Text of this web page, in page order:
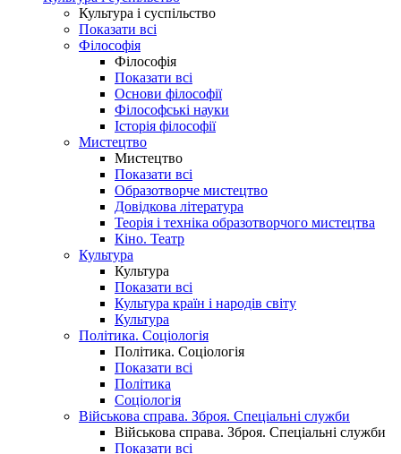
Культура і суспільство
Показати всі
Філософія
Філософія
Показати всі
Основи філософії
Філософські науки
Історія філософії
Мистецтво
Мистецтво
Показати всі
Образотворче мистецтво
Довідкова література
Теорія і техніка образотворчого мистецтва
Кіно. Театр
Культура
Культура
Показати всі
Культура країн і народів світу
Культура
Політика. Соціологія
Політика. Соціологія
Показати всі
Політика
Соціологія
Військова справа. Зброя. Спеціальні служби
Військова справа. Зброя. Спеціальні служби
Показати всі